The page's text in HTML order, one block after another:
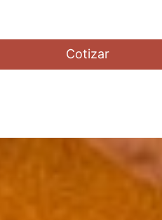
Cotizar